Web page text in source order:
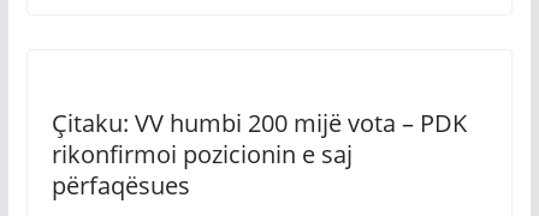
Çitaku: VV humbi 200 mijë vota – PDK
rikonfirmoi pozicionin e saj
përfaqësues